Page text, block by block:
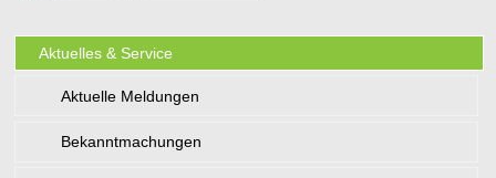
Aktuelles & Service
Aktuelle Meldungen
Bekanntmachungen